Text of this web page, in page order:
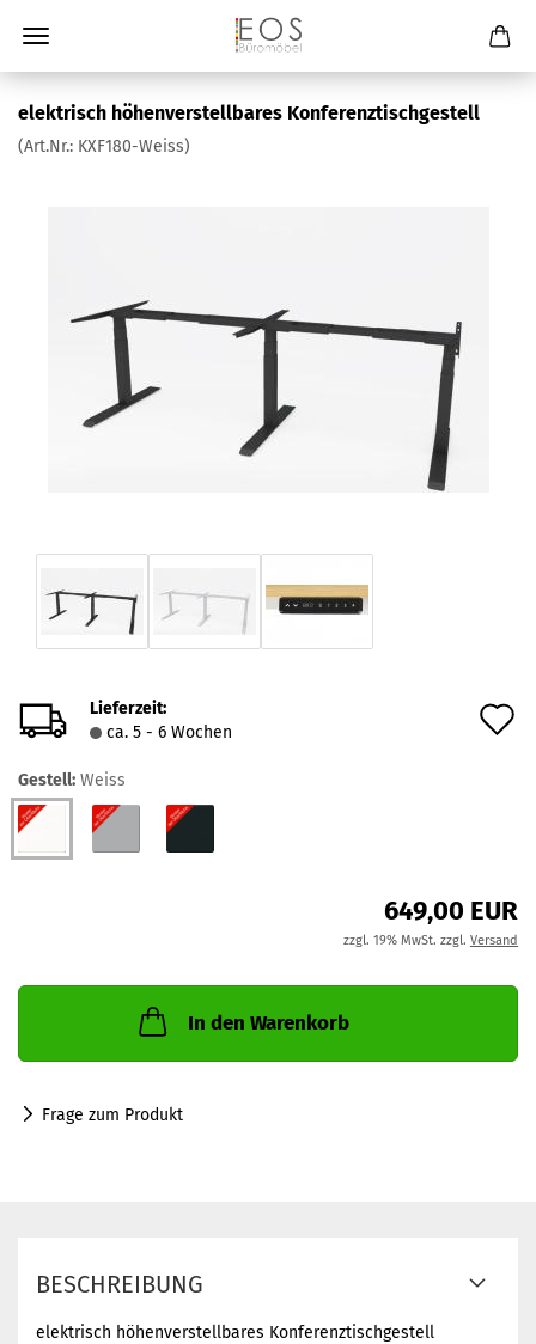
elektrisch höhenverstellbares Konferenztischgestell
(Art.Nr.: KXF180-Weiss)
Lieferzeit:
ca. 5 - 6 Wochen
Gestell: Weiss
649,00 EUR
zzgl. 19% MwSt. zzgl. Versand
In den Warenkorb
Frage zum Produkt
BESCHREIBUNG
elektrisch höhenverstellbares Konferenztischgestell